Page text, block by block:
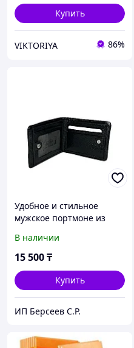
Купить
VIKTORIYA 86%
Удобное и стильное
мужское портмоне из
турецкого бренда "Bond
Non".
В наличии
15 500₸
Купить
ИП Берсеев С.Р.